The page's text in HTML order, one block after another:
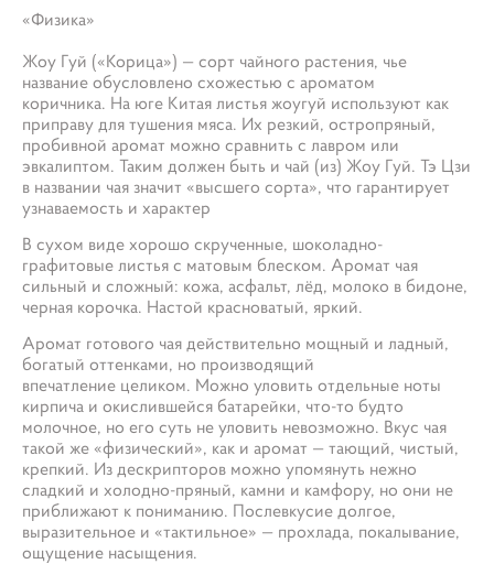
«Физика»
Жоу Гуй («Корица») — сорт чайного растения, чье
название обусловлено схожестью с ароматом
коричника. На юге Китая листья жоугуй используют как
приправу для тушения мяса. Их резкий, остропряный,
пробивной аромат можно сравнить с лавром или
эвкалиптом. Таким должен быть и чай (из) Жоу Гуй. Тэ Цзи
в названии чая значит «высшего сорта», что гарантирует
узнаваемость и характер
В сухом виде хорошо скрученные, шоколадно-
графитовые листья с матовым блеском. Аромат чая
сильный и сложный: кожа, асфальт, лёд, молоко в бидоне,
черная корочка. Настой красноватый, яркий.
Аромат готового чая действительно мощный и ладный,
богатый оттенками, но производящий
впечатление целиком. Можно уловить отдельные ноты
кирпича и окислившейся батарейки, что-то будто
молочное, но его суть не уловить невозможно. Вкус чая
такой же «физический», как и аромат — тающий, чистый,
крепкий. Из дескрипторов можно упомянуть нежно
сладкий и холодно-пряный, камни и камфору, но они не
приближают к пониманию. Послевкусие долгое,
выразительное и «тактильное» — прохлада, покалывание,
ощущение насыщения.